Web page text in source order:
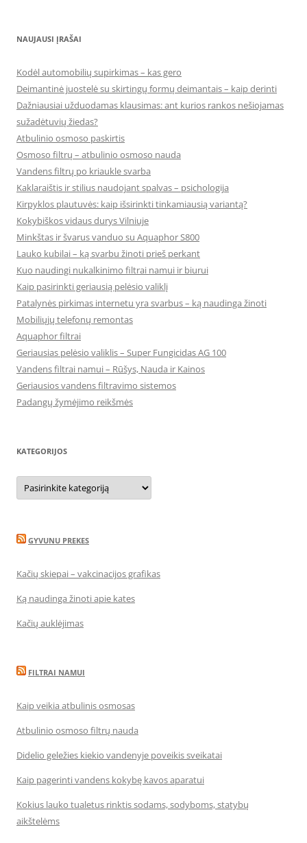
NAUJAUSI ĮRAŠAI
Kodėl automobilių supirkimas – kas gero
Deimantinė juostelė su skirtingų formų deimantais – kaip derinti
Dažniausiai užduodamas klausimas: ant kurios rankos nešiojamas
sužadėtuvių žiedas?
Atbulinio osmoso paskirtis
Osmoso filtrų – atbulinio osmoso nauda
Vandens filtrų po kriaukle svarba
Kaklaraištis ir stilius naudojant spalvas – psichologija
Kirpyklos plautuvės: kaip išsirinkti tinkamiausią variantą?
Kokybiškos vidaus durys Vilniuje
Minkštas ir švarus vanduo su Aquaphor S800
Lauko kubilai – ką svarbu žinoti prieš perkant
Kuo naudingi nukalkinimo filtrai namui ir biurui
Kaip pasirinkti geriausią pelėsio valiklį
Patalynės pirkimas internetu yra svarbus – ką naudinga žinoti
Mobiliųjų telefonų remontas
Aquaphor filtrai
Geriausias pelėsio valiklis – Super Fungicidas AG 100
Vandens filtrai namui – Rūšys, Nauda ir Kainos
Geriausios vandens filtravimo sistemos
Padangų žymėjimo reikšmės
KATEGORIJOS
Kategorijos
GYVUNU PREKES
Kačių skiepai – vakcinacijos grafikas
Ką naudinga žinoti apie kates
Kačių auklėjimas
FILTRAI NAMUI
Kaip veikia atbulinis osmosas
Atbulinio osmoso filtrų nauda
Didelio geležies kiekio vandenyje poveikis sveikatai
Kaip pagerinti vandens kokybę kavos aparatui
Kokius lauko tualetus rinktis sodams, sodyboms, statybų
aikštelėms